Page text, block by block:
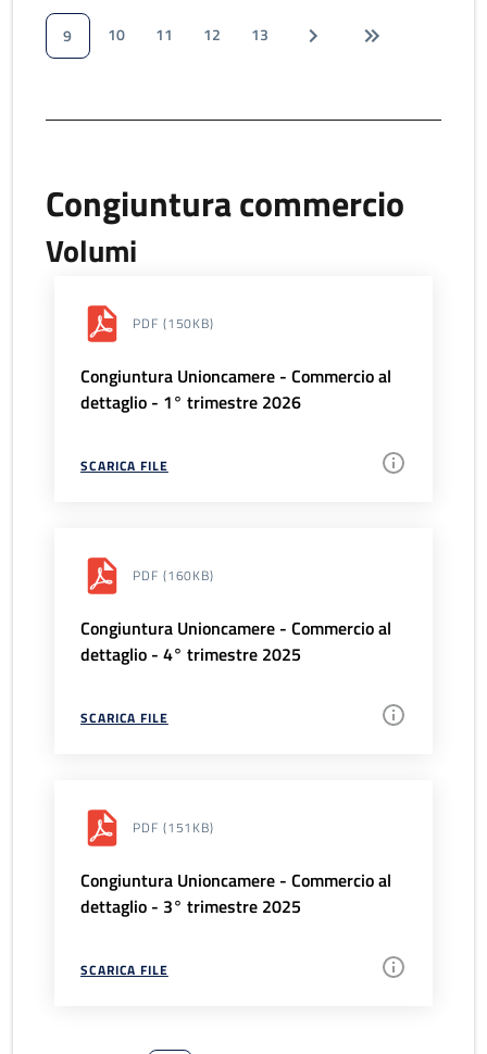
9
10 11 12 13
Congiuntura commercio
Volumi
PDF (150KB)
Congiuntura Unioncamere - Commercio al
dettaglio - 1° trimestre 2026
SCARICA FILE
PDF (160KB)
Congiuntura Unioncamere - Commercio al
dettaglio - 4° trimestre 2025
SCARICA FILE
PDF (151KB)
Congiuntura Unioncamere - Commercio al
dettaglio - 3° trimestre 2025
SCARICA FILE